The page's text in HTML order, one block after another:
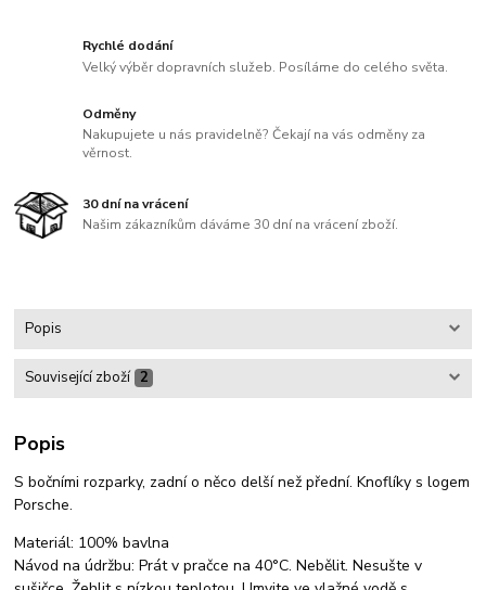
Rychlé dodání
Velký výběr dopravních služeb. Posíláme do celého světa.
Odměny
Nakupujete u nás pravidelně? Čekají na vás odměny za
věrnost.
30 dní na vrácení
Našim zákazníkům dáváme 30 dní na vrácení zboží.
Popis
Související zboží 2
Popis
S bočními rozparky, zadní o něco delší než přední. Knoflíky s logem
Porsche.
Materiál: 100% bavlna
Návod na údržbu: Prát v pračce na 40°C. Nebělit. Nesušte v